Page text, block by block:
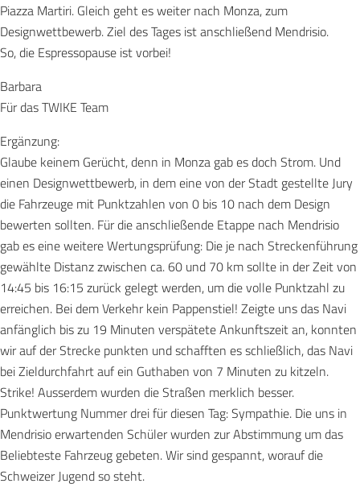
Piazza Martiri. Gleich geht es weiter nach Monza, zum
Designwettbewerb. Ziel des Tages ist anschließend Mendrisio.
So, die Espressopause ist vorbei!
Barbara
Für das TWIKE Team
Ergänzung:
Glaube keinem Gerücht, denn in Monza gab es doch Strom. Und
einen Designwettbewerb, in dem eine von der Stadt gestellte Jury
die Fahrzeuge mit Punktzahlen von 0 bis 10 nach dem Design
bewerten sollten. Für die anschließende Etappe nach Mendrisio
gab es eine weitere Wertungsprüfung: Die je nach Streckenführung
gewählte Distanz zwischen ca. 60 und 70 km sollte in der Zeit von
14:45 bis 16:15 zurück gelegt werden, um die volle Punktzahl zu
erreichen. Bei dem Verkehr kein Pappenstiel! Zeigte uns das Navi
anfänglich bis zu 19 Minuten verspätete Ankunftszeit an, konnten
wir auf der Strecke punkten und schafften es schließlich, das Navi
bei Zieldurchfahrt auf ein Guthaben von 7 Minuten zu kitzeln.
Strike! Ausserdem wurden die Straßen merklich besser.
Punktwertung Nummer drei für diesen Tag: Sympathie. Die uns in
Mendrisio erwartenden Schüler wurden zur Abstimmung um das
Beliebteste Fahrzeug gebeten. Wir sind gespannt, worauf die
Schweizer Jugend so steht.